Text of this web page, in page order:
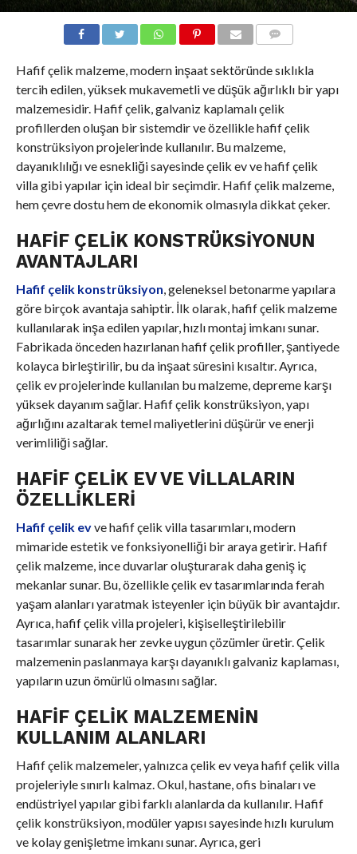
Hafif çelik malzeme, modern inşaat sektöründe sıklıkla
tercih edilen, yüksek mukavemetli ve düşük ağırlıklı bir yapı
malzemesidir. Hafif çelik, galvaniz kaplamalı çelik
profillerden oluşan bir sistemdir ve özellikle hafif çelik
konstrüksiyon projelerinde kullanılır. Bu malzeme,
dayanıklılığı ve esnekliği sayesinde çelik ev ve hafif çelik
villa gibi yapılar için ideal bir seçimdir. Hafif çelik malzeme,
hem çevre dostu hem de ekonomik olmasıyla dikkat çeker.
HAFIF ÇELIK KONSTRÜKSIYONUN
AVANTAJLARI
Hafif çelik konstrüksiyon, geleneksel betonarme yapılara
göre birçok avantaja sahiptir. İlk olarak, hafif çelik malzeme
kullanılarak inşa edilen yapılar, hızlı montaj imkanı sunar.
Fabrikada önceden hazırlanan hafif çelik profiller, şantiyede
kolayca birleştirilir, bu da inşaat süresini kısaltır. Ayrıca,
çelik ev projelerinde kullanılan bu malzeme, depreme karşı
yüksek dayanım sağlar. Hafif çelik konstrüksiyon, yapı
ağırlığını azaltarak temel maliyetlerini düşürür ve enerji
verimliliği sağlar.
HAFIF ÇELIK EV VE VILLALARIN
ÖZELLIKLERI
Hafif çelik evve hafif çelik villa tasarımları, modern
mimaride estetik ve fonksiyonelliği bir araya getirir. Hafif
çelik malzeme, ince duvarlar oluşturarak daha geniş iç
mekanlar sunar. Bu, özellikle çelik ev tasarımlarında ferah
yaşam alanları yaratmak isteyenler için büyük bir avantajdır.
Ayrıca, hafif çelik villa projeleri, kişiselleştirilebilir
tasarımlar sunarak her zevke uygun çözümler üretir. Çelik
malzemenin paslanmaya karşı dayanıklı galvaniz kaplaması,
yapıların uzun ömürlü olmasını sağlar.
HAFIF ÇELIK MALZEMENIN
KULLANIM ALANLARI
Hafif çelik malzemeler, yalnızca çelik ev veya hafif çelik villa
projeleriyle sınırlı kalmaz. Okul, hastane, ofis binaları ve
endüstriyel yapılar gibi farklı alanlarda da kullanılır. Hafif
çelik konstrüksiyon, modüler yapısı sayesinde hızlı kurulum
ve kolay genişletme imkanı sunar. Ayrıca, geri